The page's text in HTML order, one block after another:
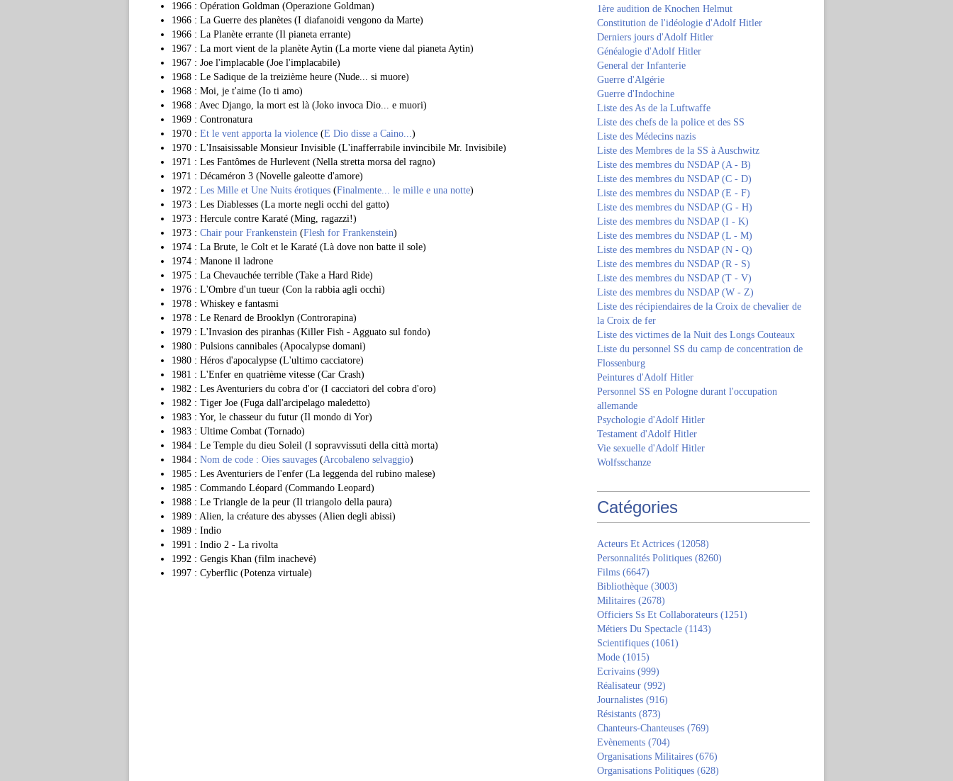
1966 : Opération Goldman (Operazione Goldman)
1966 : La Guerre des planètes (I diafanoidi vengono da Marte)
1966 : La Planète errante (Il pianeta errante)
1967 : La mort vient de la planète Aytin (La morte viene dal pianeta Aytin)
1967 : Joe l'implacable (Joe l'implacabile)
1968 : Le Sadique de la treizième heure (Nude... si muore)
1968 : Moi, je t'aime (Io ti amo)
1968 : Avec Django, la mort est là (Joko invoca Dio... e muori)
1969 : Contronatura
1970 : Et le vent apporta la violence (E Dio disse a Caino...)
1970 : L'Insaisissable Monsieur Invisible (L'inafferrabile invincibile Mr. Invisibile)
1971 : Les Fantômes de Hurlevent (Nella stretta morsa del ragno)
1971 : Décaméron 3 (Novelle galeotte d'amore)
1972 : Les Mille et Une Nuits érotiques (Finalmente... le mille e una notte)
1973 : Les Diablesses (La morte negli occhi del gatto)
1973 : Hercule contre Karaté (Ming, ragazzi!)
1973 : Chair pour Frankenstein (Flesh for Frankenstein)
1974 : La Brute, le Colt et le Karaté (Là dove non batte il sole)
1974 : Manone il ladrone
1975 : La Chevauchée terrible (Take a Hard Ride)
1976 : L'Ombre d'un tueur (Con la rabbia agli occhi)
1978 : Whiskey e fantasmi
1978 : Le Renard de Brooklyn (Controrapina)
1979 : L'Invasion des piranhas (Killer Fish - Agguato sul fondo)
1980 : Pulsions cannibales (Apocalypse domani)
1980 : Héros d'apocalypse (L'ultimo cacciatore)
1981 : L'Enfer en quatrième vitesse (Car Crash)
1982 : Les Aventuriers du cobra d'or (I cacciatori del cobra d'oro)
1982 : Tiger Joe (Fuga dall'arcipelago maledetto)
1983 : Yor, le chasseur du futur (Il mondo di Yor)
1983 : Ultime Combat (Tornado)
1984 : Le Temple du dieu Soleil (I sopravvissuti della città morta)
1984 : Nom de code : Oies sauvages (Arcobaleno selvaggio)
1985 : Les Aventuriers de l'enfer (La leggenda del rubino malese)
1985 : Commando Léopard (Commando Leopard)
1988 : Le Triangle de la peur (Il triangolo della paura)
1989 : Alien, la créature des abysses (Alien degli abissi)
1989 : Indio
1991 : Indio 2 - La rivolta
1992 : Gengis Khan (film inachevé)
1997 : Cyberflic (Potenza virtuale)
1ère audition de Knochen Helmut
Constitution de l'idéologie d'Adolf Hitler
Derniers jours d'Adolf Hitler
Généalogie d'Adolf Hitler
General der Infanterie
Guerre d'Algérie
Guerre d'Indochine
Liste des As de la Luftwaffe
Liste des chefs de la police et des SS
Liste des Médecins nazis
Liste des Membres de la SS à Auschwitz
Liste des membres du NSDAP (A - B)
Liste des membres du NSDAP (C - D)
Liste des membres du NSDAP (E - F)
Liste des membres du NSDAP (G - H)
Liste des membres du NSDAP (I - K)
Liste des membres du NSDAP (L - M)
Liste des membres du NSDAP (N - Q)
Liste des membres du NSDAP (R - S)
Liste des membres du NSDAP (T - V)
Liste des membres du NSDAP (W - Z)
Liste des récipiendaires de la Croix de chevalier de
la Croix de fer
Liste des victimes de la Nuit des Longs Couteaux
Liste du personnel SS du camp de concentration de
Flossenburg
Peintures d'Adolf Hitler
Personnel SS en Pologne durant l'occupation
allemande
Psychologie d'Adolf Hitler
Testament d'Adolf Hitler
Vie sexuelle d'Adolf Hitler
Wolfsschanze
Catégories
Acteurs Et Actrices (12058)
Personnalités Politiques (8260)
Films (6647)
Bibliothèque (3003)
Militaires (2678)
Officiers Ss Et Collaborateurs (1251)
Métiers Du Spectacle (1143)
Scientifiques (1061)
Mode (1015)
Ecrivains (999)
Réalisateur (992)
Journalistes (916)
Résistants (873)
Chanteurs-Chanteuses (769)
Evènements (704)
Organisations Militaires (676)
Organisations Politiques (628)